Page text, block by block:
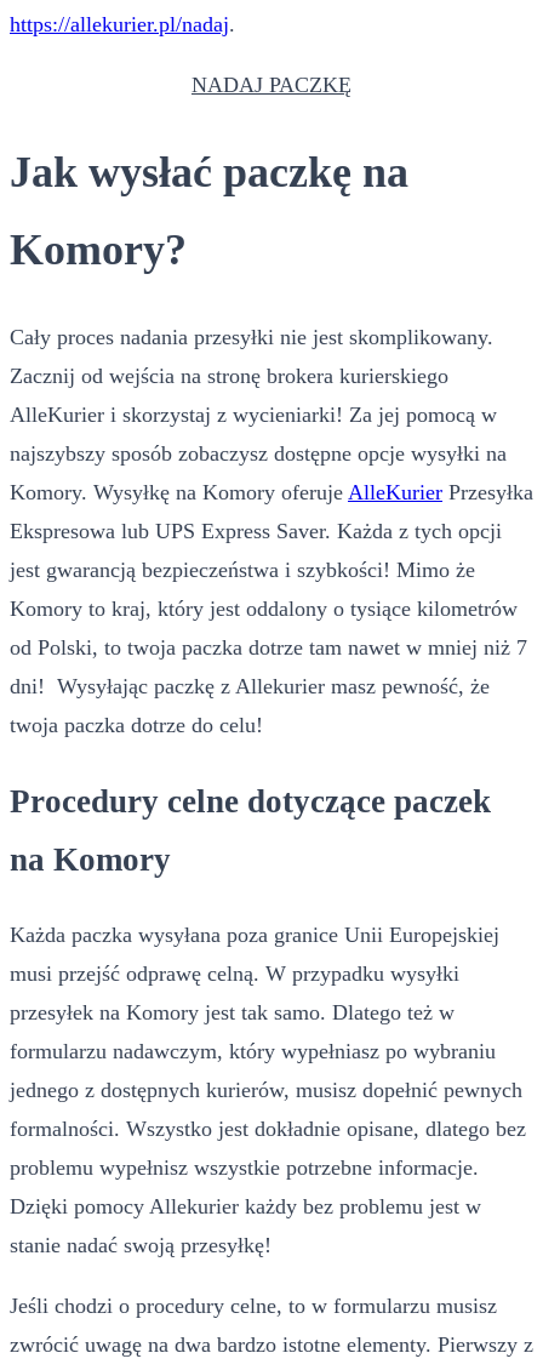
https://allekurier.pl/nadaj.
NADAJ PACZKĘ
Jak wysłać paczkę na
Komory?
Cały proces nadania przesyłki nie jest skomplikowany.
Zacznij od wejścia na stronę brokera kurierskiego
AlleKurier i skorzystaj z wycieniarki! Za jej pomocą w
najszybszy sposób zobaczysz dostępne opcje wysyłki na
Komory. Wysyłkę na Komory oferuje AlleKurier Przesyłka
Ekspresowa lub UPS Express Saver. Każda z tych opcji
jest gwarancją bezpieczeństwa i szybkości! Mimo że
Komory to kraj, który jest oddalony o tysiące kilometrów
od Polski, to twoja paczka dotrze tam nawet w mniej niż 7
dni! Wysyłając paczkę z Allekurier masz pewność, że
twoja paczka dotrze do celu!
Procedury celne dotyczące paczek
na Komory
Każda paczka wysyłana poza granice Unii Europejskiej
musi przejść odprawę celną. W przypadku wysyłki
przesyłek na Komory jest tak samo. Dlatego też w
formularzu nadawczym, który wypełniasz po wybraniu
jednego z dostępnych kurierów, musisz dopełnić pewnych
formalności. Wszystko jest dokładnie opisane, dlatego bez
problemu wypełnisz wszystkie potrzebne informacje.
Dzięki pomocy Allekurier każdy bez problemu jest w
stanie nadać swoją przesyłkę!
Jeśli chodzi o procedury celne, to w formularzu musisz
zwrócić uwagę na dwa bardzo istotne elementy. Pierwszy z